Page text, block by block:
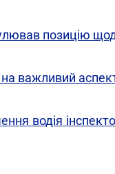
позицію
важливий
водія